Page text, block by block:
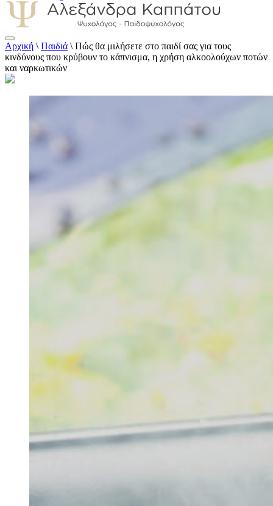
Αλεξάνδρα Καππάτου Ψυχολόγος –
Παιδοψυχολόγος
Αρχική \ Παιδιά \ Πώς θα μιλήσετε στο παιδί σας για τους
κινδύνους που κρύβουν το κάπνισμα, η χρήση αλκοολούχων ποτών
και ναρκωτικών